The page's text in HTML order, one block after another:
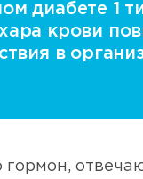
диабете 1
крови
в
гормон,